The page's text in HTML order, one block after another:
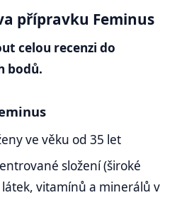
přípravku Feminus
celou recenzi do
bodů.
ve věku od 35 let
složení (široké
vitamínů a minerálů v